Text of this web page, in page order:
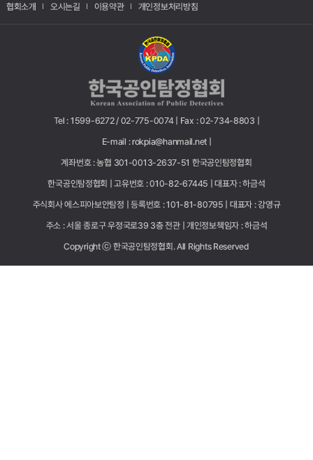
협회소개 오시는길 이용약관 개인정보처리방침
Tel : 1599-6272 / 02-775-0074 |
Fax : 02-734-8803 |
E-mail : rokpia@hanmail.net |
계좌번호 : 농협 301-0013-2637-51 한국공인탐정협회
한국공인탐정협회 |
고유번호 : 010-82-67445 |
대표자 : 하금석
주식회사 에스피아보안탐정 |
등록번호 : 101-81-80795 |
대표자 : 강영규
주소 : 서울 종로구 우정국로39 3층 전관 |
개인정보책임자 : 하금석
Copyright ⓒ 한국공인탐정협회. All Rights Reserved